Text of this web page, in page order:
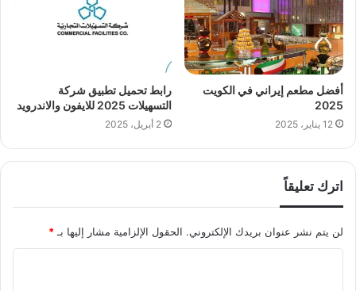
أفضل مطعم إيراني في الكويت
2025
12 يناير، 2025
رابط تحميل تطبيق شركة
التسهيلات 2025 للايفون والاندرويد
2 أبريل، 2025
اترك تعليقاً
لن يتم نشر عنوان بريدك الإلكتروني. الحقول الإلزامية مشار إليها بـ*